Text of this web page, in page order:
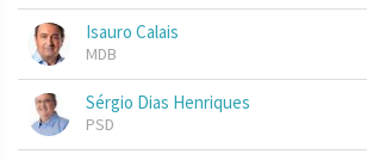
Isauro Calais
MDB
Sérgio Dias Henriques
PSD